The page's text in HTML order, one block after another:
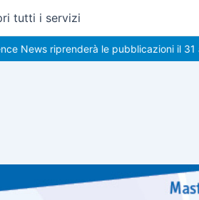
tutti i servizi
riprenderà le pubblicazioni il 31